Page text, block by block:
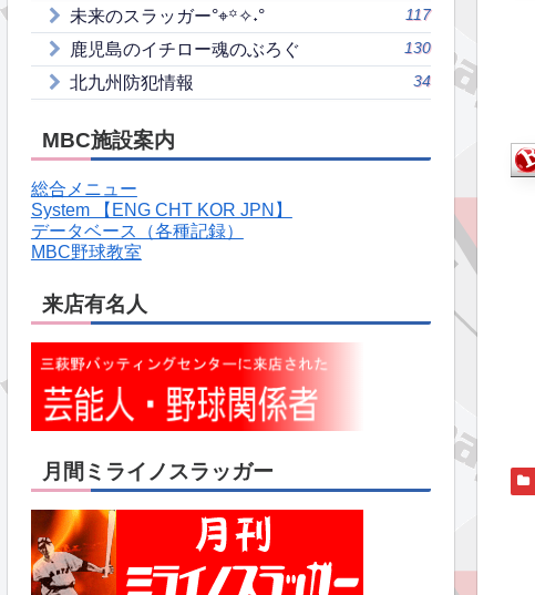
未来のスラッガー°⌖꙳✧˖° 117
鹿児島のイチロー魂のぶろぐ 130
北九州防犯情報 34
MBC施設案内
総合メニュー
System 【ENG CHT KOR JPN】
データベース（各種記録）
MBC野球教室
来店有名人
月間ミライノスラッガー